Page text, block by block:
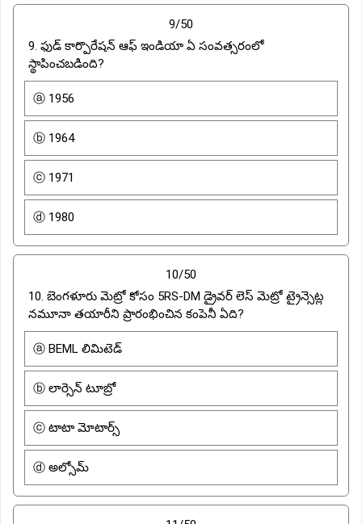
9/50
9. ఫుడ్ కార్పొరేషన్ ఆఫ్ ఇండియా ఏ సంవత్సరంలో
స్థాపించబడింది?
ⓐ 1956
ⓑ 1964
ⓒ 1971
ⓓ 1980
10/50
10. బెంగళూరు మెట్రో కోసం 5RS-DM డ్రైవర్ లెస్ మెట్రో ట్రైన్సెట్ల
నమూనా తయారీని ప్రారంభించిన కంపెనీ ఏది?
ⓐ BEML లిమిటెడ్
ⓑ లార్సెన్ టూబ్రో
ⓒ టాటా మోటార్స్
ⓓ అల్సోమ్